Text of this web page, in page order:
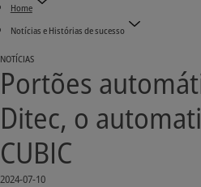
Home
Notícias e Histórias de sucesso
NOTÍCIAS
Portões
Ditec, o
CUBIC
2024-07-10